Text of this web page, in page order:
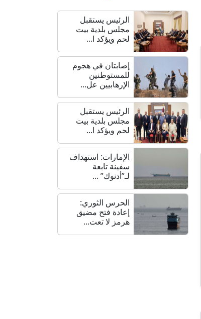
الرئيس يستقبل
مجلس بلدية بيت
لحم ويؤكد ا...
إصابتان في هجوم
للمستوطنين
الإرهابيين عل...
الرئيس يستقبل
مجلس بلدية بيت
لحم ويؤكد ا...
الإمارات: استهداف
سفينة تابعة
لـ”أدنوك” ...
الحرس الثوري:
إعادة فتح مضيق
هرمز لا تعت...